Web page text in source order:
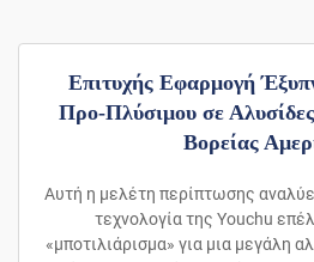
Επιτυχής Εφαρμογή
Προ-Πλύσιμου σε
Βορείας
Αυτή η μελέτη περίπτωσης
τεχνολογία της Youchu
«μποτιλιάρισμα» για μια μεγάλη